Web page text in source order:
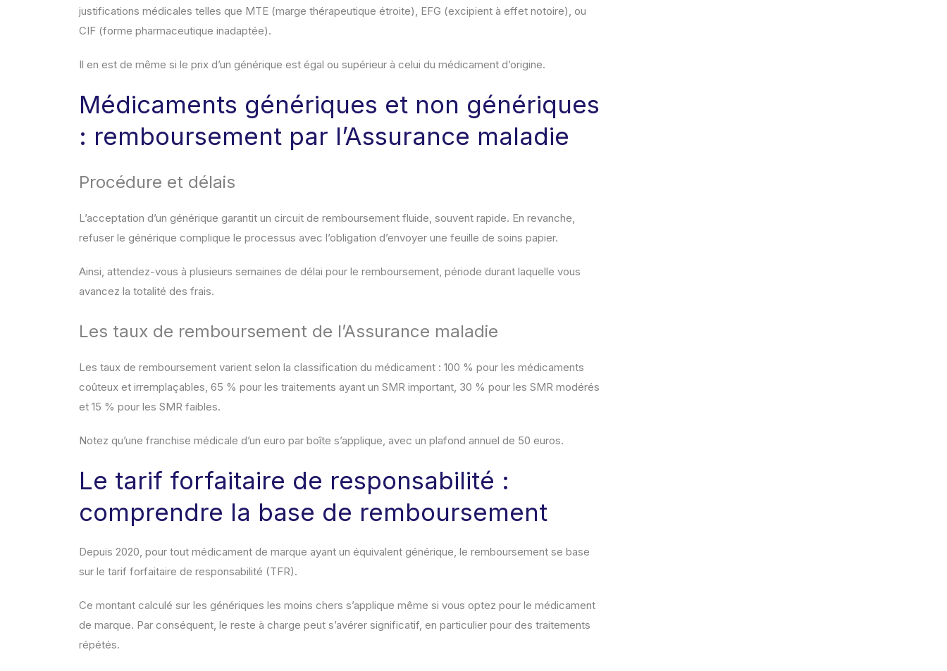
justifications médicales telles que MTE (marge thérapeutique étroite), EFG (excipient à effet notoire), ou
CIF (forme pharmaceutique inadaptée).
Il en est de même si le prix d’un générique est égal ou supérieur à celui du médicament d’origine.
Médicaments génériques et non génériques
: remboursement par l’Assurance maladie
Procédure et délais
L’acceptation d’un générique garantit un circuit de remboursement fluide, souvent rapide. En revanche,
refuser le générique complique le processus avec l’obligation d’envoyer une feuille de soins papier.
Ainsi, attendez-vous à plusieurs semaines de délai pour le remboursement, période durant laquelle vous
avancez la totalité des frais.
Les taux de remboursement de l’Assurance maladie
Les taux de remboursement varient selon la classification du médicament : 100 % pour les médicaments
coûteux et irremplaçables, 65 % pour les traitements ayant un SMR important, 30 % pour les SMR modérés
et 15 % pour les SMR faibles.
Notez qu’une franchise médicale d’un euro par boîte s’applique, avec un plafond annuel de 50 euros.
Le tarif forfaitaire de responsabilité :
comprendre la base de remboursement
Depuis 2020, pour tout médicament de marque ayant un équivalent générique, le remboursement se base
sur le tarif forfaitaire de responsabilité (TFR).
Ce montant calculé sur les génériques les moins chers s’applique même si vous optez pour le médicament
de marque. Par conséquent, le reste à charge peut s’avérer significatif, en particulier pour des traitements
répétés.